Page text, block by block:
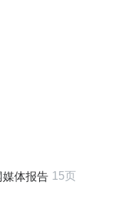
媒体报告 15页